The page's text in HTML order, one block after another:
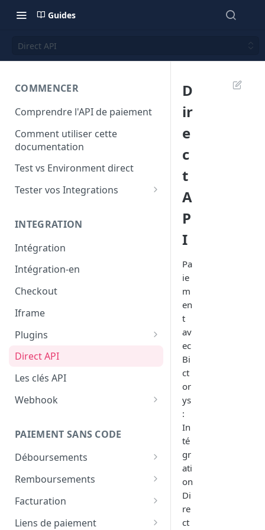
Guides
Direct API
COMMENCER
Comprendre l'API de paiement
Comment utiliser cette
documentation
Test vs Environment direct
Tester vos Integrations
Test Mobile Money
INTEGRATION
Intégration
Intégration-en
Checkout
Iframe
Plugins
Woocommerce
Intégration Shopify — Bictorys
Direct API
Les clés API
Webhook
Comment valider les
webhooks
PAIEMENT SANS CODE
Déboursements
Aperçu
Comment effectuer un
Remboursements
Aperçu
Comment effectuer un
Facturation
Créer une facture
Liens de paiement
D
ir
e
c
t
A
P
I
Pa
ie
m
en
t
av
ec
Bi
ct
or
ys
:
In
té
gr
ati
on
Di
re
ct